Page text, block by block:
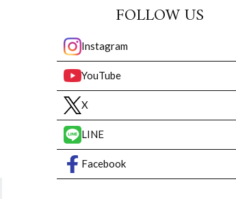
FOLLOW US
Instagram
YouTube
X
LINE
Facebook